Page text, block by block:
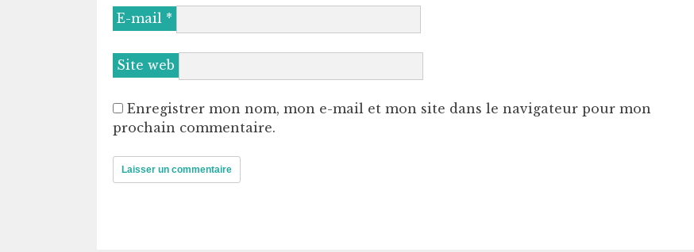
E-mail *
Site web
Enregistrer mon nom, mon e-mail et mon site dans le navigateur pour mon
prochain commentaire.